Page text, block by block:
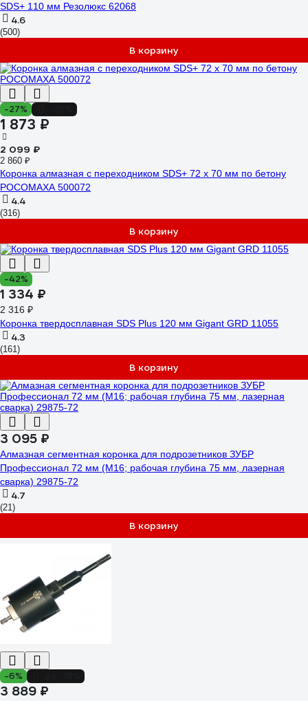
SDS+ 110 мм Резолюкс 62068
4.6
(500)
В корзину
-27%
1 873 ₽
2 099 ₽
2 860 ₽
Коронка алмазная с переходником SDS+ 72 x 70 мм по бетону
РОСОМАХА 500072
4.4
(316)
В корзину
-42%
1 334 ₽
2 316 ₽
Коронка твердосплавная SDS Plus 120 мм Gigant GRD 11055
4.3
(161)
В корзину
3 095 ₽
Алмазная сегментная коронка для подрозетников ЗУБР
Профессионал 72 мм (М16; рабочая глубина 75 мм, лазерная
сварка) 29875-72
4.7
(21)
В корзину
-6%
3 889 ₽